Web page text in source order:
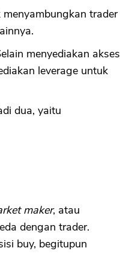
trader
menyediakan akses
leverage untuk
dua, yaitu
maker, atau
dengan trader.
buy, begitupun